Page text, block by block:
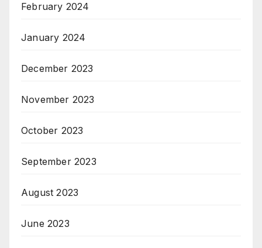
February 2024
January 2024
December 2023
November 2023
October 2023
September 2023
August 2023
June 2023